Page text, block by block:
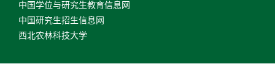
中国学位与研究生教育信息网
中国研究生招生信息网
西北农林科技大学